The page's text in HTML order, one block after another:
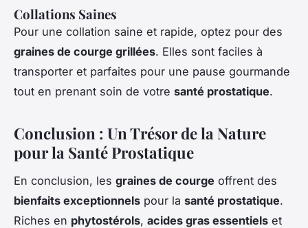
Collations Saines
Pour une collation saine et rapide, optez pour des
graines de courge grillées. Elles sont faciles à
transporter et parfaites pour une pause gourmande
tout en prenant soin de votre santé prostatique.
Conclusion : Un Trésor de la Nature
pour la Santé Prostatique
En conclusion, les graines de courge offrent des
bienfaits exceptionnels pour la santé prostatique.
Riches en phytostérols, acides gras essentiels et